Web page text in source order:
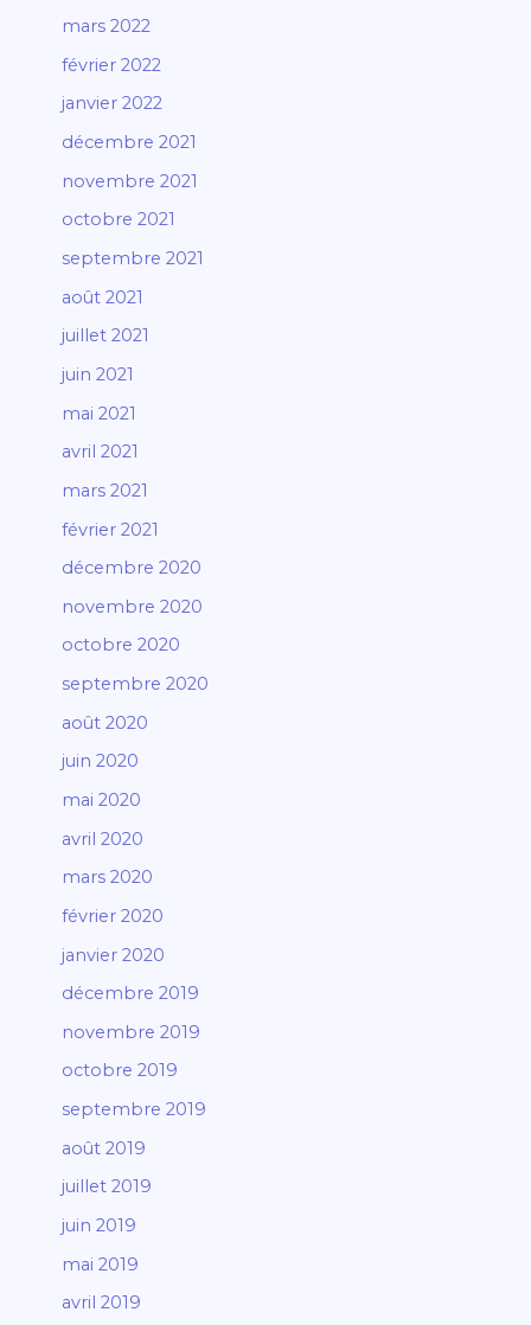
mars 2022
février 2022
janvier 2022
décembre 2021
novembre 2021
octobre 2021
septembre 2021
août 2021
juillet 2021
juin 2021
mai 2021
avril 2021
mars 2021
février 2021
décembre 2020
novembre 2020
octobre 2020
septembre 2020
août 2020
juin 2020
mai 2020
avril 2020
mars 2020
février 2020
janvier 2020
décembre 2019
novembre 2019
octobre 2019
septembre 2019
août 2019
juillet 2019
juin 2019
mai 2019
avril 2019